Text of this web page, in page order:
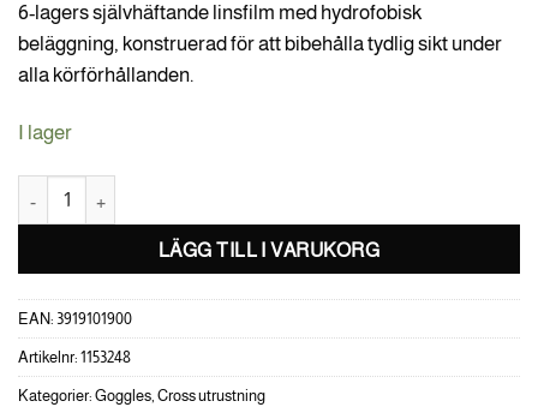
6-lagers självhäftande linsfilm med hydrofobisk
beläggning, konstruerad för att bibehålla tydlig sikt under
alla körförhållanden.
I lager
RFX Pro Series SmartFilm Självhäftande hydrofobisk linsfilm för
LÄGG TILL I VARUKORG
EAN: 3919101900
Artikelnr: 1153248
Kategorier: Goggles, Cross utrustning